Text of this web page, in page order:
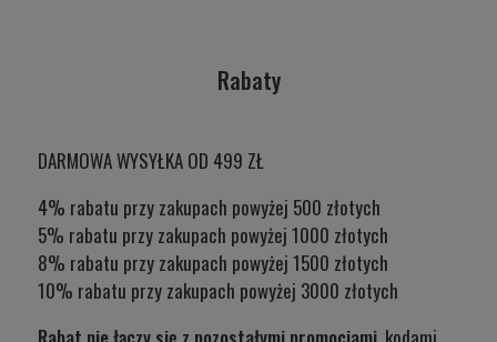
Rabaty
DARMOWA WYSYŁKA OD 499 ZŁ
4% rabatu przy zakupach powyżej 500 złotych
5% rabatu przy zakupach powyżej 1000 złotych
8% rabatu przy zakupach powyżej 1500 złotych
10% rabatu przy zakupach powyżej 3000 złotych